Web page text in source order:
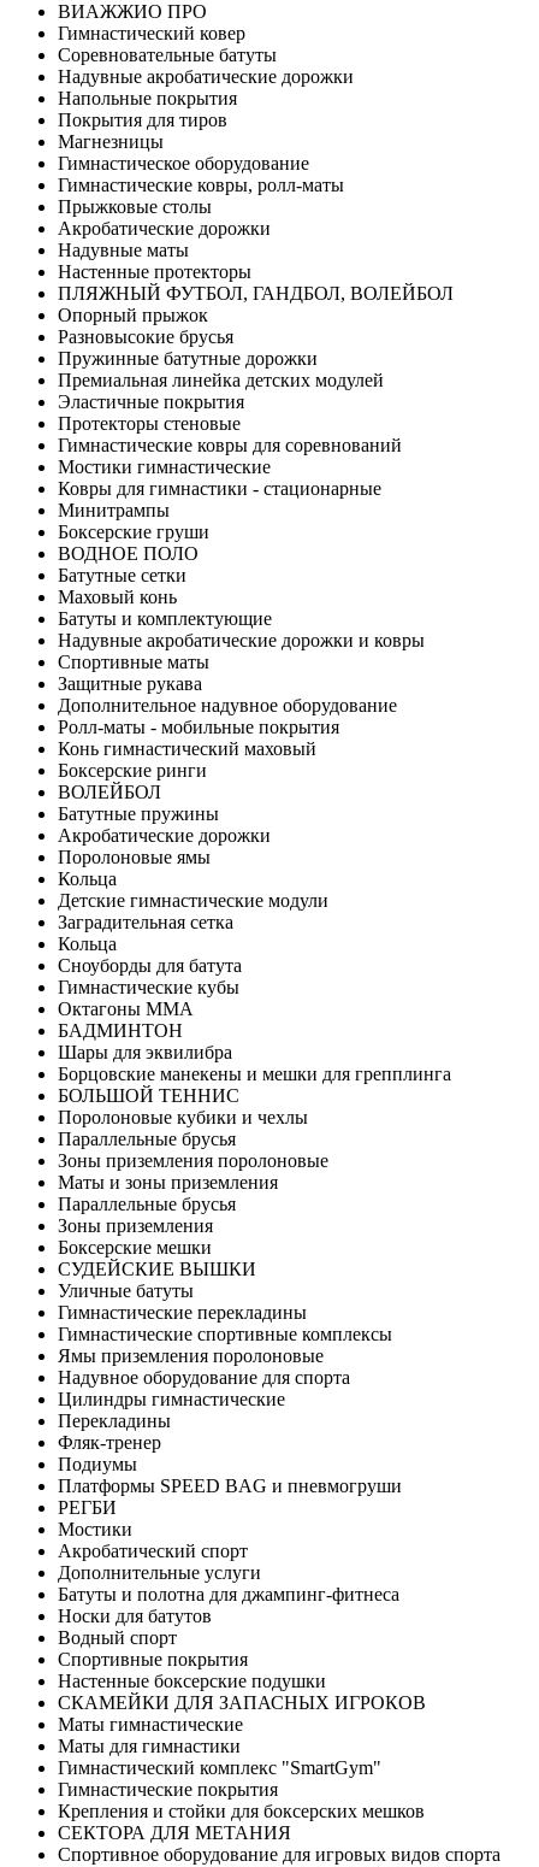
ВИАЖЖИО ПРО
Гимнастический ковер
Соревновательные батуты
Надувные акробатические дорожки
Напольные покрытия
Покрытия для тиров
Магнезницы
Гимнастическое оборудование
Гимнастические ковры, ролл-маты
Прыжковые столы
Акробатические дорожки
Надувные маты
Настенные протекторы
ПЛЯЖНЫЙ ФУТБОЛ, ГАНДБОЛ, ВОЛЕЙБОЛ
Опорный прыжок
Разновысокие брусья
Пружинные батутные дорожки
Премиальная линейка детских модулей
Эластичные покрытия
Протекторы стеновые
Гимнастические ковры для соревнований
Мостики гимнастические
Ковры для гимнастики - стационарные
Минитрампы
Боксерские груши
ВОДНОЕ ПОЛО
Батутные сетки
Маховый конь
Батуты и комплектующие
Надувные акробатические дорожки и ковры
Спортивные маты
Защитные рукава
Дополнительное надувное оборудование
Ролл-маты - мобильные покрытия
Конь гимнастический маховый
Боксерские ринги
ВОЛЕЙБОЛ
Батутные пружины
Акробатические дорожки
Поролоновые ямы
Кольца
Детские гимнастические модули
Заградительная сетка
Кольца
Сноуборды для батута
Гимнастические кубы
Октагоны MMA
БАДМИНТОН
Шары для эквилибра
Борцовские манекены и мешки для грепплинга
БОЛЬШОЙ ТЕННИС
Поролоновые кубики и чехлы
Параллельные брусья
Зоны приземления поролоновые
Маты и зоны приземления
Параллельные брусья
Зоны приземления
Боксерские мешки
СУДЕЙСКИЕ ВЫШКИ
Уличные батуты
Гимнастические перекладины
Гимнастические спортивные комплексы
Ямы приземления поролоновые
Надувное оборудование для спорта
Цилиндры гимнастические
Перекладины
Фляк-тренер
Подиумы
Платформы SPEED BAG и пневмогруши
РЕГБИ
Мостики
Акробатический спорт
Дополнительные услуги
Батуты и полотна для джампинг-фитнеса
Носки для батутов
Водный спорт
Спортивные покрытия
Настенные боксерские подушки
СКАМЕЙКИ ДЛЯ ЗАПАСНЫХ ИГРОКОВ
Маты гимнастические
Маты для гимнастики
Гимнастический комплекс "SmartGym"
Гимнастические покрытия
Крепления и стойки для боксерских мешков
СЕКТОРА ДЛЯ МЕТАНИЯ
Спортивное оборудование для игровых видов спорта